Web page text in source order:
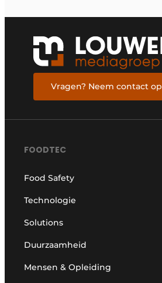
Vragen? Neem contact op
FOODTEC
Food Safety
Technologie
Solutions
Duurzaamheid
Mensen & Opleiding